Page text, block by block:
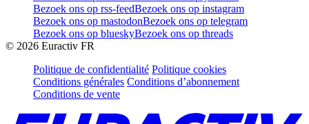
Bezoek ons op rss-feedBezoek ons op instagram
Bezoek ons op mastodonBezoek ons op telegram
Bezoek ons op blueskyBezoek ons op threads
© 2026 Euractiv FR
Politique de confidentialité Politique cookies
Conditions générales Conditions d’abonnement
Conditions de vente